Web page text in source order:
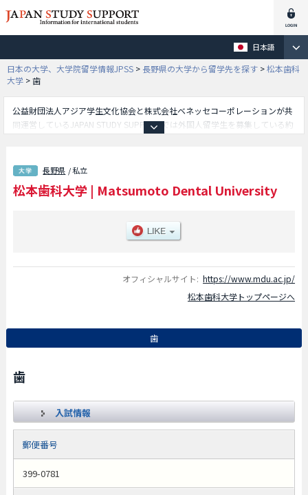
日本語
日本の大学、大学院留学情報JPSS > 長野県の大学から留学先を探す >松本歯科
大学 >歯
公益財団法人アジア学生文化協会と株式会社ベネッセコーポレーションが共
同運営しているJAPAN STUDY SUPPORTでは外国人留学生を募集している約
別情報や、募集定員や合格者数など入試情報、施設案内、アクセスなど外国
人留学生に必要な情報を掲載しているので是非ご利用ください。
長野県 / 私立
松本歯科大学 | Matsumoto Dental University
オフィシャルサイト: https://www.mdu.ac.jp/
松本歯科大学トップページへ
歯
歯
入試情報
郵便番号
399-0781